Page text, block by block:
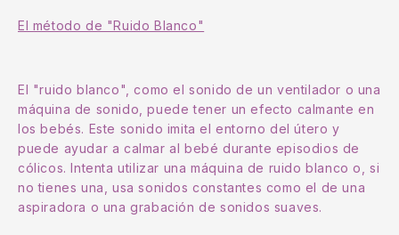
El método de "Ruido Blanco"
El "ruido blanco", como el sonido de un ventilador o una
máquina de sonido, puede tener un efecto calmante en
los bebés. Este sonido imita el entorno del útero y
puede ayudar a calmar al bebé durante episodios de
cólicos. Intenta utilizar una máquina de ruido blanco o, si
no tienes una, usa sonidos constantes como el de una
aspiradora o una grabación de sonidos suaves.